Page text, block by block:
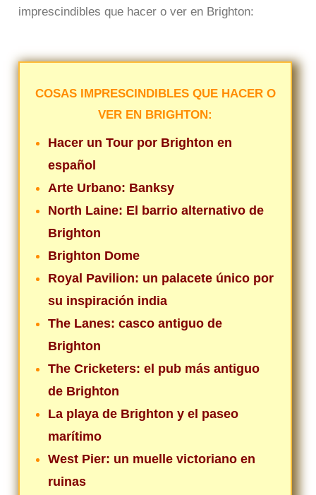
imprescindibles que hacer o ver en Brighton:
COSAS IMPRESCINDIBLES QUE HACER O
VER EN BRIGHTON:
Hacer un Tour por Brighton en
español
Arte Urbano: Banksy
North Laine: El barrio alternativo de
Brighton
Brighton Dome
Royal Pavilion: un palacete único por
su inspiración india
The Lanes: casco antiguo de
Brighton
The Cricketers: el pub más antiguo
de Brighton
La playa de Brighton y el paseo
marítimo
West Pier: un muelle victoriano en
ruinas